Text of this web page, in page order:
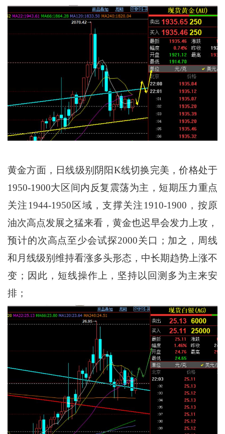
黄金方面，日线级别阴阳K线切换完美，价格处于
1950-1900大区间内反复震荡为主，短期压力重点
关注1944-1950区域，支撑关注1910-1900，按原
油次高点发展之猛来看，黄金也迟早会发力上攻，
预计的次高点至少会试探2000关口；加之，周线
和月线级别维持看涨多头形态，中长期趋势上涨不
变；因此，短线操作上，坚持以回测多为主来安
排；